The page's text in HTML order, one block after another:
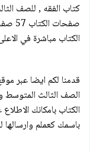
كتاب الفقه , للصف
الكتاب مباشرة في
قدمنا لكم ايضا عبر
الصف الثالث
الكتاب بامكانك
باسمك كعملم